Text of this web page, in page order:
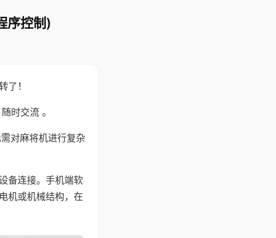
序控制)
了！
时交流 。
对麻将机进行复杂
备连接。手机端软
机或机械结构，在